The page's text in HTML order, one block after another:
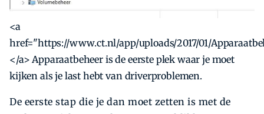
<a
href="https://www.ct.nl/app/uploads/2017/01/
</a> Apparaatbeheer is de eerste plek waar je moet
kijken als je last hebt van driverproblemen.
De eerste stap die je dan moet zetten is met de